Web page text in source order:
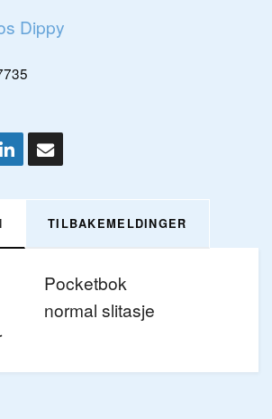
Dippy
TILBAKEMELDINGER
Pocketbok
normal slitasje